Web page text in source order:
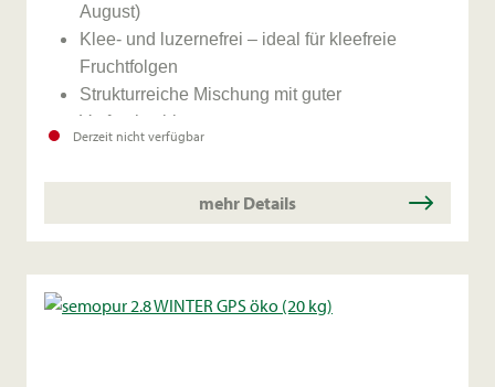
August)
Klee- und luzernefrei – ideal für kleefreie
Fruchtfolgen
Strukturreiche Mischung mit guter
Vorfruchtwirkung
Keine Kleeimpfung notwendig
Derzeit nicht verfügbar
mehr Details